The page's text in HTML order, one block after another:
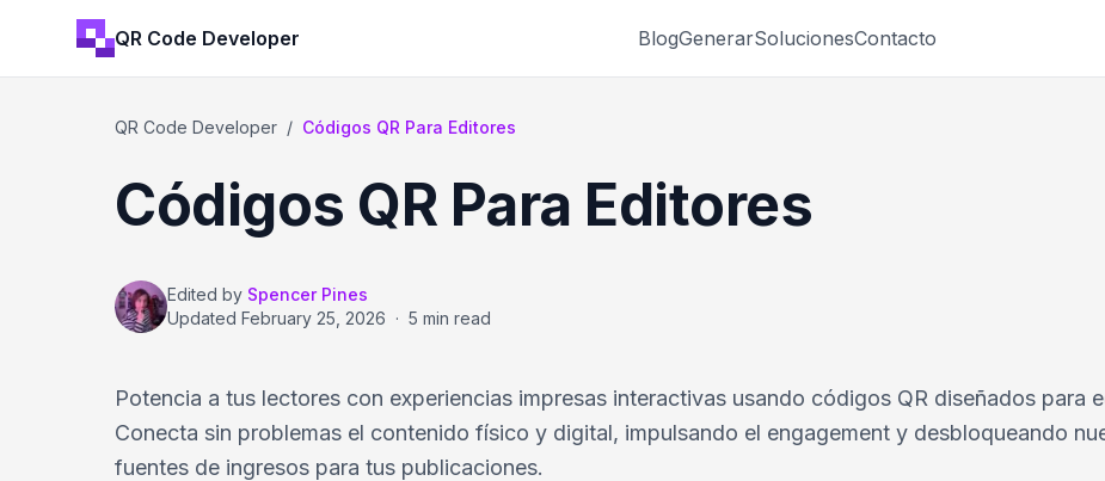
QR Code Developer BlogGenerarSolucionesContacto
QR Code Developer / Códigos QR Para Editores
Códigos QR Para Editores
Edited by Spencer Pines
Updated February 25, 2026 · 5 min read
Potencia a tus lectores con experiencias impresas interactivas usando códigos QR diseñados para
Conecta sin problemas el contenido físico y digital, impulsando el engagement y desbloqueando
fuentes de ingresos para tus publicaciones.